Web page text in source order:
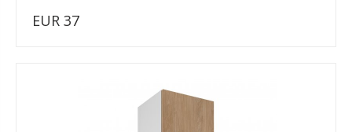
EUR 37